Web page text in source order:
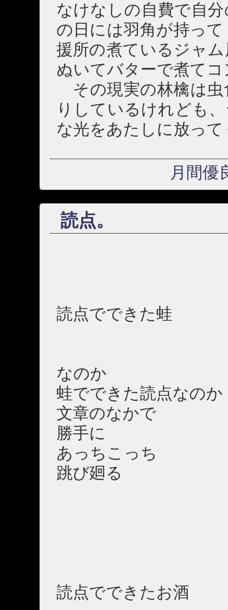
なけなしの自費で自
の日には羽角が持っ
援所の煮ているジャ
ぬいてバターで煮て
その現実の林檎は虫
りしているけれども
な光をあたしに放っ
月間優
読点。
読点でできた蛙
なのか
蛙でできた読点なのか
文章のなかで
勝手に
あっちこっち
跳び廻る
読点でできたお酒